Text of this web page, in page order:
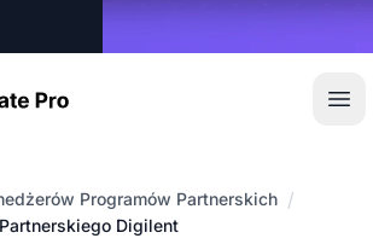
Programów Partnerskich /
Digilent